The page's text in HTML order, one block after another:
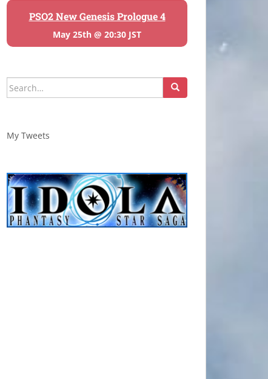
PSO2 New Genesis Prologue 4
May 25th @ 20:30 JST
Search
for:
My Tweets